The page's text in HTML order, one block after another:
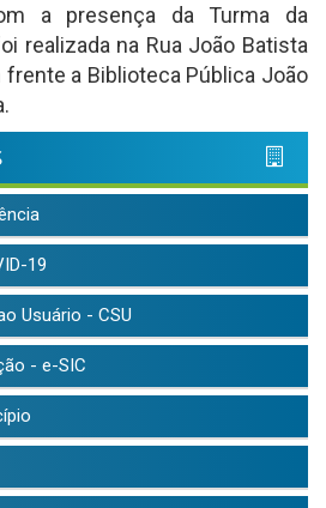
a presença da Turma da
realizada na Rua João Batista
a Biblioteca Pública João
19
Usuário - CSU
- e-SIC